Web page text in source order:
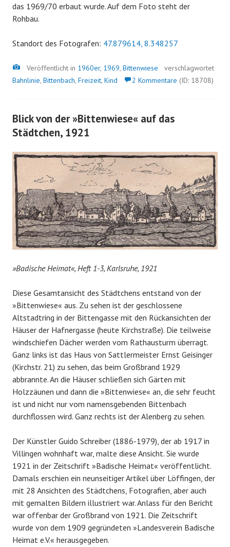
das 1969/70 erbaut wurde. Auf dem Foto steht der
Rohbau.
Standort des Fotografen: 47.879614, 8.348257
Bild
Veröffentlicht in 1960er, 1969 Bittenwiese
verschlagwortet
Bahnlinie Bittenbach Freizeit Kind 2 Kommentare (ID: 18708)
Blick von der »Bittenwiese« auf das
Städtchen, 1921
»Badische Heimat«, Heft 1-3, Karlsruhe, 1921
Diese Gesamtansicht des Städtchens entstand von der
»Bittenwiese« aus. Zu sehen ist der geschlossene
Altstadtring in der Bittengasse mit den Rückansichten der
Häuser der Hafnergasse (heute Kirchstraße). Die teilweise
windschiefen Dächer werden vom Rathausturm überragt.
Ganz links ist das Haus von Sattlermeister Ernst Geisinger
(Kirchstr. 21) zu sehen, das beim Großbrand 1929
abbrannte. An die Häuser schließen sich Gärten mit
Holzzäunen und dann die »Bittenwiese« an, die sehr feucht
ist und nicht nur vom namensgebenden Bittenbach
durchflossen wird. Ganz rechts ist der Alenberg zu sehen.
Der Künstler Guido Schreiber (1886-1979), der ab 1917 in
Villingen wohnhaft war, malte diese Ansicht. Sie wurde
1921 in der Zeitschrift »Badische Heimat« veröffentlicht.
Damals erschien ein neunseitiger Artikel über Löffingen, der
mit 28 Ansichten des Städtchens, Fotografien, aber auch
mit gemalten Bildern illustriert war. Anlass für den Bericht
war offenbar der Großbrand von 1921. Die Zeitschrift
wurde von dem 1909 gegründeten »Landesverein Badische
Heimat e.V.« herausgegeben.